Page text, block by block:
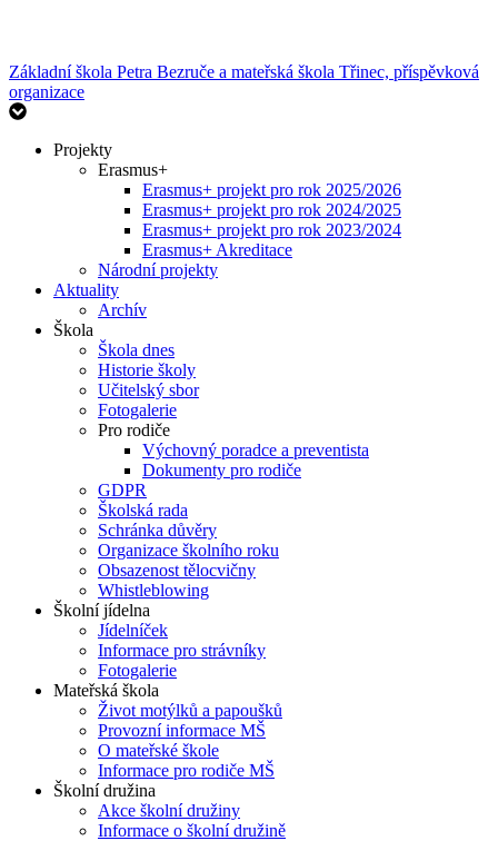
Základní škola Petra Bezruče a mateřská škola Třinec, příspěvková
organizace
Projekty
Erasmus+
Erasmus+ projekt pro rok 2025/2026
Erasmus+ projekt pro rok 2024/2025
Erasmus+ projekt pro rok 2023/2024
Erasmus+ Akreditace
Národní projekty
Aktuality
Archív
Škola
Škola dnes
Historie školy
Učitelský sbor
Fotogalerie
Pro rodiče
Výchovný poradce a preventista
Dokumenty pro rodiče
GDPR
Školská rada
Schránka důvěry
Organizace školního roku
Obsazenost tělocvičny
Whistleblowing
Školní jídelna
Jídelníček
Informace pro strávníky
Fotogalerie
Mateřská škola
Život motýlků a papoušků
Provozní informace MŠ
O mateřské škole
Informace pro rodiče MŠ
Školní družina
Akce školní družiny
Informace o školní družině